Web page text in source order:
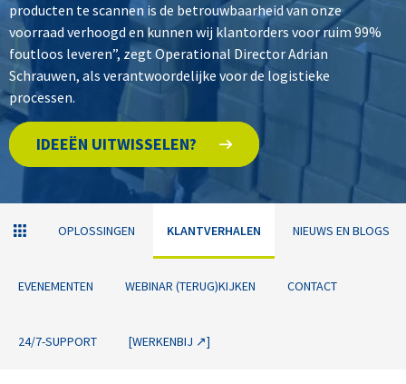
producten te scannen is de betrouwbaarheid van onze
voorraad verhoogd en kunnen wij klantorders voor ruim 99%
foutloos leveren”, zegt Operational Director Adrian
Schrauwen, als verantwoordelijke voor de logistieke
processen.
IDEEËN UITWISSELEN?
OPLOSSINGEN KLANTVERHALEN NIEUWS EN BLOGS
EVENEMENTEN WEBINAR (TERUG)KIJKEN CONTACT
24/7-SUPPORT [WERKENBIJ ↗]